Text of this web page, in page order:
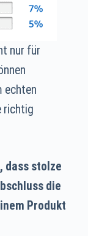
nur für
echten
richtig
dass stolze
die
Produkt